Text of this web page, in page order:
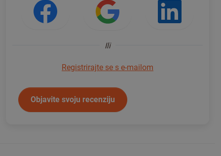
Prijavite se s Facebookom
Prijavite se s
Ili
Registrirajte se s e-mailom
Objavite svoju recenziju